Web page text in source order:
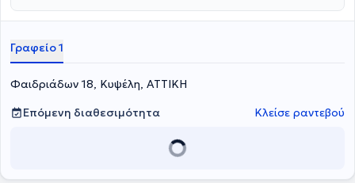
Boston College της Βοστώνης των Η.Π.Α και πτυχίο Ψυχολογίας από
εξαρτήσεων από το IC&RC και εκπαιδευμένος στη μέθοδο
τραυματοθεραπείας EMDR. Στην διάρκεια της καριέρας του, έχει
εργαστεί ως Σύμβουλος εξαρτήσεων, Ψυχολόγος και Σύμβουλος
κρίσης σε διάφορες νοσοκομειακές δομές στην Βοστώνη και στην
Αθήνα και σήμερα, παράλληλα με τα ιδιωτικά του γραφεία,
εργάζεται ως Ψυχολόγος στην Πρότυπη Μονάδα Φροντίδας
Ηλικιωμένων "Το Θάλπος", καθώς και στην Ψυχιατρική Κλινική "Το
Ασκληπιείον". Τέλος, αποτελεί μέλος της Βρετανικής Ψυχολογικής
Γραφείο 1
Φαιδριάδων 18, Κυψέλη, ΑΤΤΙΚΗ
Επόμενη διαθεσιμότητα
Κλείσε ραντεβού